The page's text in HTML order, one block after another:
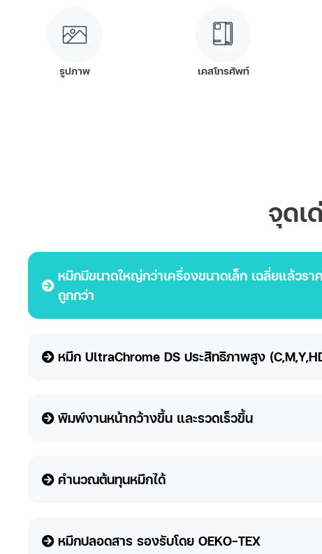
รูปภาพ เคสโทรศัพท์
จุดเ
หมึกมีขนาดใหญ่กว่าเครื่องขนาดเล็ก เฉลี่ยแล้วรา
ถูกกว่า
หมึก UltraChrome DS ประสิทธิภาพสูง
พิมพ์งานหน้ากว้างขึ้น และรวดเร็วขึ้น
คำนวณต้นทุนหมึกได้
หมึกปลอดสาร รองรับโดย OEKO-TEX